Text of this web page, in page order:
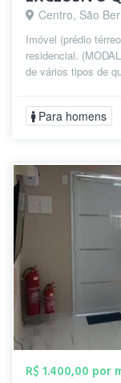
Centro, São
Imóvel (prédio
residencial.
de vários tipos de
Para homens
R$ 1.400,00 por